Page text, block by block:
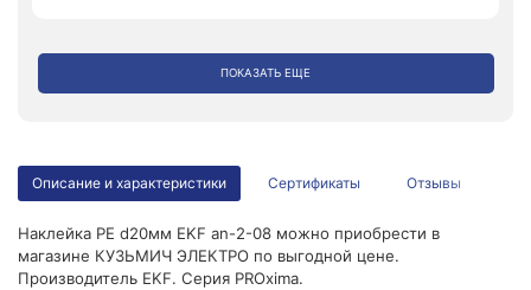
ПОКАЗАТЬ ЕЩЕ
Описание и характеристики Сертификаты Отзывы
Наклейка PE d20мм EKF an-2-08 можно приобрести в
магазине КУЗЬМИЧ ЭЛЕКТРО по выгодной цене.
Производитель EKF. Серия PROxima.